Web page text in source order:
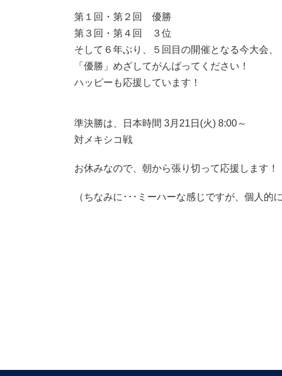
第１回・第２回 優勝
第３回・第４回 ３位
そして６年ぶり、５回目の開催となる今大会、
「優勝」めざしてがんばってください！
ハッピーも応援しています！
準決勝は、日本時間 3月21日(火) 8:00～
対メキシコ戦
お休みなので、朝から張り切って応援します！
（ちなみに･･･ミーハーな感じですが、個人的